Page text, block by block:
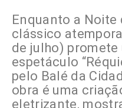
Enquanto a
clássico
de julho)
espetáculo
pelo Balé da
obra é uma
eletrizante,